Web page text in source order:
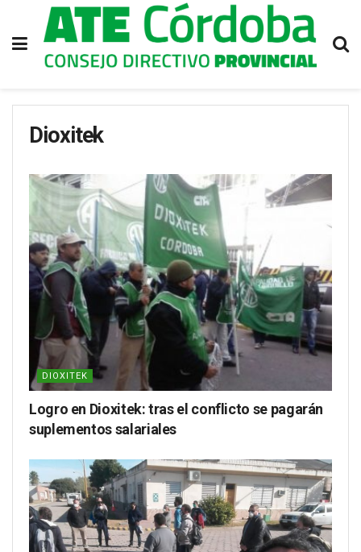
Dioxitek
DIOXITEK
Logro en Dioxitek: tras el conflicto se pagarán
suplementos salariales